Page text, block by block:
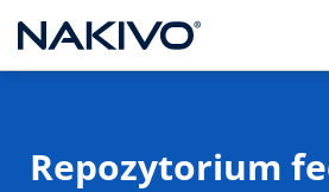
Repozytorium